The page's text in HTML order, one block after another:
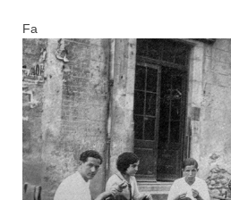
Fa